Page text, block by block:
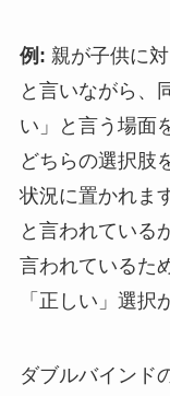
例: 親が子供に
と言いながら、
い」と言う場面
どちらの選択肢
状況に置かれま
と言われている
言われているた
「正しい」選択
ダブルバインド